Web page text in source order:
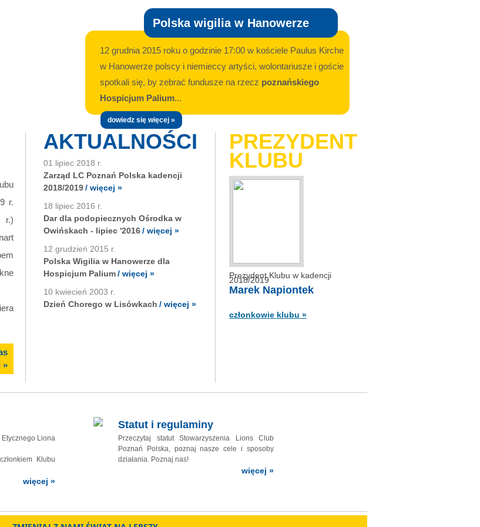
Polska wigilia w Hanowerze
12 grudnia 2015 roku o godzinie 17:00 w kościele Paulus Kirche
w Hanowerze polscy i niemieccy artyści, wolontariusze i goście
spotkali się, by zebrać fundusze na rzecz poznańskiego
Hospicjum Palium...
dowiedz się więcej »
Pierwszy Klub Lions w Polsce
r.
r.)
»
AKTUALNOŚCI
01 lipiec 2018 r.
Zarząd LC Poznań Polska kadencji
2018/2019/ więcej »
18 lipiec 2016 r.
Dar dla podopiecznych Ośrodka w
Owińskach - lipiec '2016/ więcej »
12 grudzień 2015 r.
Polska Wigilia w Hanowerze dla
Hospicjum Palium/ więcej »
10 kwiecień 2003 r.
Dzień Chorego w Lisówkach / więcej »
PREZYDENT
KLUBU
Prezydent Klubu w kadencji
2018/2019
Marek Napiontek
członkowie klubu »
Liona
Klubu
więcej »
Statut i regulaminy
Przeczytaj statut Stowarzyszenia Lions Club
Poznań Polska, poznaj nasze cele i sposoby
działania. Poznaj nas!
więcej »